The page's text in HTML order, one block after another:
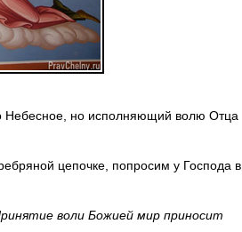
Небесное, но исполняющий волю Отца
цепочке, попросим у Господа в
воли Божией мир приносит